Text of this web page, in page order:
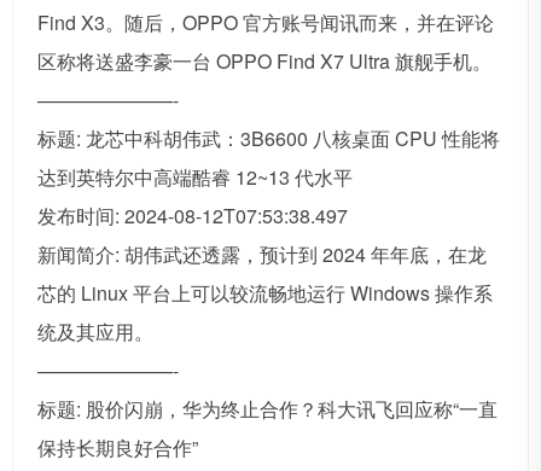
Find X3。随后，OPPO 官方账号闻讯而来，并在评论
区称将送盛李豪一台 OPPO Find X7 Ultra 旗舰手机。
———————-
标题: 龙芯中科胡伟武：3B6600 八核桌面 CPU 性能将
达到英特尔中高端酷睿 12~13 代水平
发布时间: 2024-08-12T07:53:38.497
新闻简介: 胡伟武还透露，预计到 2024 年年底，在龙
芯的 Linux 平台上可以较流畅地运行 Windows 操作系
统及其应用。
———————-
标题: 股价闪崩，华为终止合作？科大讯飞回应称“一直
保持长期良好合作”